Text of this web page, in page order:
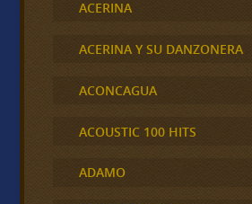
ACERINA
ACERINA Y SU DANZONERA
ACONCAGUA
ACOUSTIC 100 HITS
ADAMO